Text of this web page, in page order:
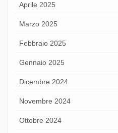
Aprile 2025
Marzo 2025
Febbraio 2025
Gennaio 2025
Dicembre 2024
Novembre 2024
Ottobre 2024